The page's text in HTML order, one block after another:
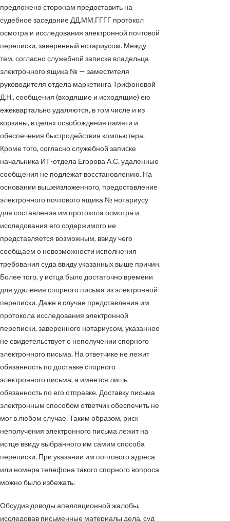
предложено сторонам предоставить на
судебное заседание ДД.ММ.ГГГГ протокол
осмотра и исследования электронной почтовой
переписки, заверенный нотариусом. Между
тем, согласно служебной записке владельца
электронного ящика № — заместителя
руководителя отдела маркетинга Трифоновой
Д.Н., сообщения (входящие и исходящие) ею
ежеквартально удаляются, в том числе и из
корзины, в целях освобождения памяти и
обеспечения быстродействия компьютера.
Кроме того, согласно служебной записке
начальника ИТ-отдела Егорова А.С. удаленные
сообщения не подлежат восстановлению. На
основании вышеизложенного, предоставление
электронного почтового ящика № нотариусу
для составления им протокола осмотра и
исследования его содержимого не
представляется возможным, ввиду чего
сообщаем о невозможности исполнения
требования суда ввиду указанных выше причин.
Более того, у истца было достаточно времени
для удаления спорного письма из электронной
переписки. Даже в случае представления им
протокола исследования электронной
переписки, заверенного нотариусом, указанное
не свидетельствует о неполучении спорного
электронного письма. На ответчике не лежит
обязанность по доставке спорного
электронного письма, а имеется лишь
обязанность по его отправке. Доставку письма
электронным способом ответчик обеспечить не
мог в любом случае. Таким образом, риск
неполучения электронного письма лежит на
истце ввиду выбранного им самим способа
переписки. При указании им почтового адреса
или номера телефона такого спорного вопроса
можно было избежать.
Обсудив доводы апелляционной жалобы,
исследовав письменные материалы дела, суд